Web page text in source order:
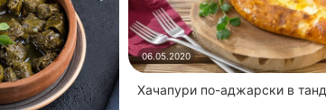
06.05.2020
Хачапури по-аджарски в